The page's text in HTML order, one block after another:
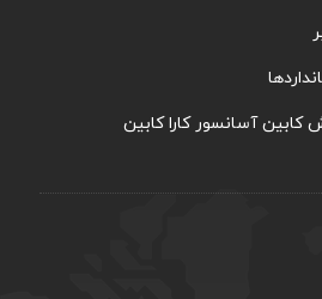
آسانسور کارا کابین